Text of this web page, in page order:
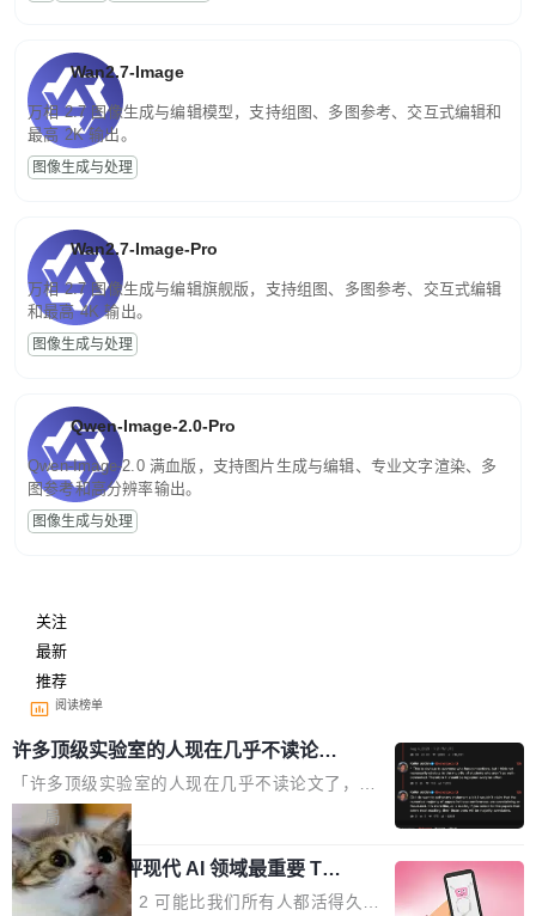
Wan2.7-Image
万相 2.7 图像生成与编辑模型，支持组图、多图参考、交互式编辑和
最高 2K 输出。
图像生成与处理
Wan2.7-Image-Pro
万相 2.7 图像生成与编辑旗舰版，支持组图、多图参考、交互式编辑
和最高 4K 输出。
图像生成与处理
Qwen-Image-2.0-Pro
Qwen-Image-2.0 满血版，支持图片生成与编辑、专业文字渲染、多
图参考和高分辨率输出。
图像生成与处理
关注
最新
推荐
阅读榜单
许多顶级实验室的人现在几乎不读论文
了
「许多顶级实验室的人现在几乎不读论文了，而
且他们认为 ICLR/ICML/NeurIPS 充斥着大量过
度宣传和欺诈。」 OpenAI 研究员 Keller Jorda
n 这条推文引发了广泛讨论。他不是在说风凉
话，他是说出了一个圈内人尽皆知但很少公开捅
局
xAI 前工程师评现代 AI 领域最重要 Top
3 开源项目
Flash Attention 2 可能比我们所有人都活得久。